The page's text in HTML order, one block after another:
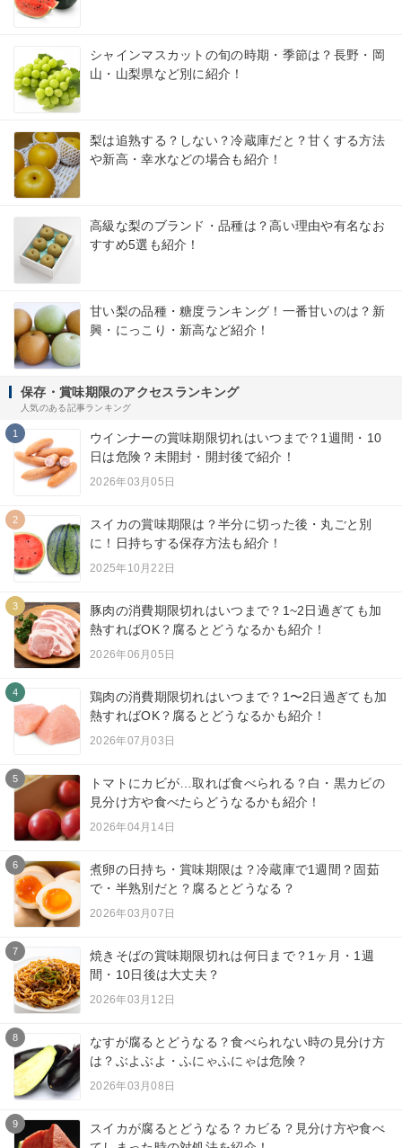
シャインマスカットの旬の時期・季節は？長野・岡
山・山梨県など別に紹介！
梨は追熟する？しない？冷蔵庫だと？甘くする方法
や新高・幸水などの場合も紹介！
高級な梨のブランド・品種は？高い理由や有名なお
すすめ5選も紹介！
甘い梨の品種・糖度ランキング！一番甘いのは？新
興・にっこり・新高など紹介！
保存・賞味期限のアクセスランキング
人気のある記事ランキング
1
ウインナーの賞味期限切れはいつまで？1週間・10
日は危険？未開封・開封後で紹介！
2026年03月05日
2
スイカの賞味期限は？半分に切った後・丸ごと別
に！日持ちする保存方法も紹介！
2025年10月22日
3
豚肉の消費期限切れはいつまで？1~2日過ぎても加
熱すればOK？腐るとどうなるかも紹介！
2026年06月05日
4
鶏肉の消費期限切れはいつまで？1〜2日過ぎても加
熱すればOK？腐るとどうなるかも紹介！
2026年07月03日
5
トマトにカビが…取れば食べられる？白・黒カビの
見分け方や食べたらどうなるかも紹介！
2026年04月14日
6
煮卵の日持ち・賞味期限は？冷蔵庫で1週間？固茹
で・半熟別だと？腐るとどうなる？
2026年03月07日
7
焼きそばの賞味期限切れは何日まで？1ヶ月・1週
間・10日後は大丈夫？
2026年03月12日
8
なすが腐るとどうなる？食べられない時の見分け方
は？ぶよぶよ・ふにゃふにゃは危険？
2026年03月08日
9
スイカが腐るとどうなる？カビる？見分け方や食べ